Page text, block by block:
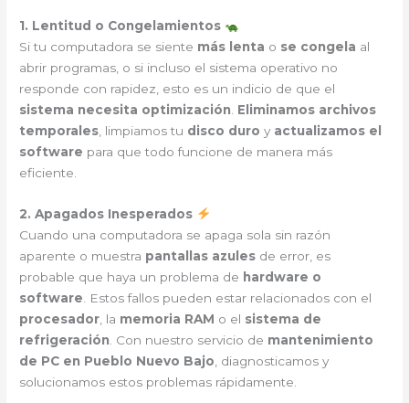
1. Lentitud o Congelamientos
Si tu computadora se siente más lenta o se congela al
abrir programas, o si incluso el sistema operativo no
responde con rapidez, esto es un indicio de que el
sistema necesita optimización. Eliminamos archivos
temporales, limpiamos tu disco duro y actualizamos el
software para que todo funcione de manera más
eficiente.
2. Apagados Inesperados
Cuando una computadora se apaga sola sin razón
aparente o muestra pantallas azules de error, es
probable que haya un problema de hardware o
software . Estos fallos pueden estar relacionados con el
procesador , la memoria RAM o el sistema de
refrigeración . Con nuestro servicio de mantenimiento
de PC en Pueblo Nuevo Bajo , diagnosticamos y
solucionamos estos problemas rápidamente.